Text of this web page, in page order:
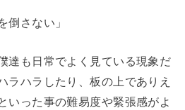
倒さない」
達も日常でよく見ている現象だ
ラハラしたり、板の上でありえ
いった事の難易度や緊張感がよ